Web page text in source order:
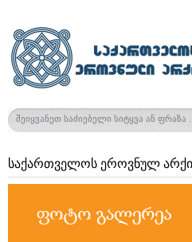
საქართველოს ეროვნულ